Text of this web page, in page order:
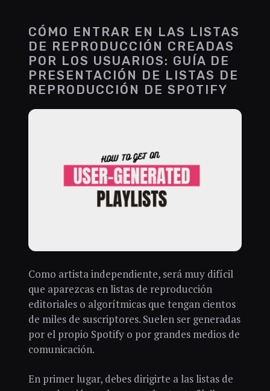
CÓMO ENTRAR EN LAS LISTAS
DE REPRODUCCIÓN CREADAS
POR LOS USUARIOS: GUÍA DE
PRESENTACIÓN DE LISTAS DE
REPRODUCCIÓN DE SPOTIFY
Como artista independiente, será muy difícil
que aparezcas en listas de reproducción
editoriales o algorítmicas que tengan cientos
de miles de suscriptores. Suelen ser generadas
por el propio Spotify o por grandes medios de
comunicación.
En primer lugar, debes dirigirte a las listas de